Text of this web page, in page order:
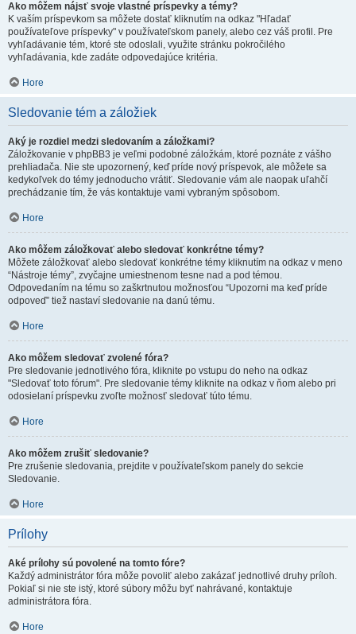
Ako môžem nájsť svoje vlastné príspevky a témy?
K vaším príspevkom sa môžete dostať kliknutím na odkaz "Hľadať
používateľove príspevky" v používateľskom panely, alebo cez váš profil. Pre
vyhľadávanie tém, ktoré ste odoslali, využite stránku pokročilého
vyhľadávania, kde zadáte odpovedajúce kritéria.
Hore
Sledovanie tém a záložiek
Aký je rozdiel medzi sledovaním a záložkami?
Záložkovanie v phpBB3 je veľmi podobné záložkám, ktoré poznáte z vášho
prehliadača. Nie ste upozornený, keď príde nový príspevok, ale môžete sa
kedykoľvek do témy jednoducho vrátiť. Sledovanie vám ale naopak uľahčí
prechádzanie tím, že vás kontaktuje vami vybraným spôsobom.
Hore
Ako môžem záložkovať alebo sledovať konkrétne témy?
Môžete záložkovať alebo sledovať konkrétne témy kliknutím na odkaz v meno
“Nástroje témy”, zvyčajne umiestnenom tesne nad a pod témou.
Odpovedaním na tému so zaškrtnutou možnosťou “Upozorni ma keď príde
odpoveď” tiež nastaví sledovanie na danú tému.
Hore
Ako môžem sledovať zvolené fóra?
Pre sledovanie jednotlivého fóra, kliknite po vstupu do neho na odkaz
"Sledovať toto fórum". Pre sledovanie témy kliknite na odkaz v ňom alebo pri
odosielaní príspevku zvoľte možnosť sledovať túto tému.
Hore
Ako môžem zrušiť sledovanie?
Pre zrušenie sledovania, prejdite v používateľskom panely do sekcie
Sledovanie.
Hore
Prílohy
Aké prílohy sú povolené na tomto fóre?
Každý administrátor fóra môže povoliť alebo zakázať jednotlivé druhy príloh.
Pokiaľ si nie ste istý, ktoré súbory môžu byť nahrávané, kontaktuje
administrátora fóra.
Hore